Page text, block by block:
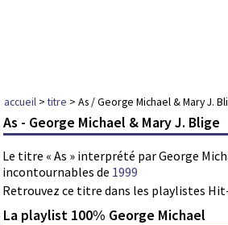
accueil >titre > As / George Michael & Mary J.
As - George Michael & Mary J. Blige
Le titre « As » interprété par George
incontournables de 1999
Retrouvez ce titre dans les playlistes
La playlist 100% George Michael